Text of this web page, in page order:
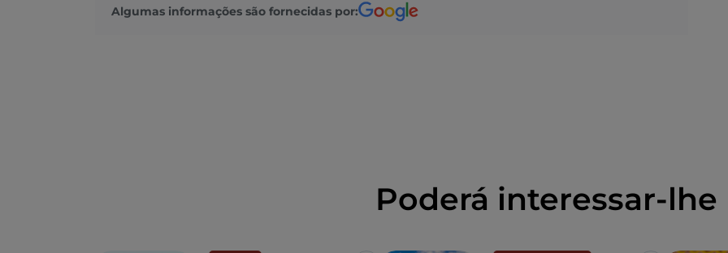
Algumas informações são fornecidas por:
Poderá interessar-lhe